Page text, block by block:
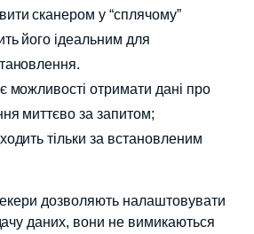
сканером у “сплячому”
його ідеальним для
можливості отримати дані про
миттєво за запитом;
тільки за встановленим
дозволяють налаштовувати
даних, вони не вимикаються